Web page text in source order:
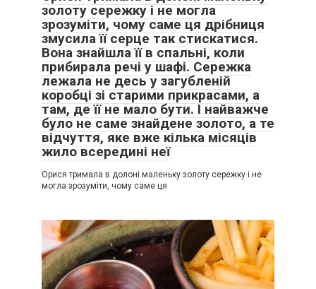
золоту сережку і не могла
зрозуміти, чому саме ця дрібниця
змусила її серце так стискатися.
Вона знайшла її в спальні, коли
прибирала речі у шафі. Сережка
лежала не десь у загубленій
коробці зі старими прикрасами, а
там, де її не мало бути. І найважче
було не саме знайдене золото, а те
відчуття, яке вже кілька місяців
жило всередині неї
Орися тримала в долоні маленьку золоту сережку і не
могла зрозуміти, чому саме ця